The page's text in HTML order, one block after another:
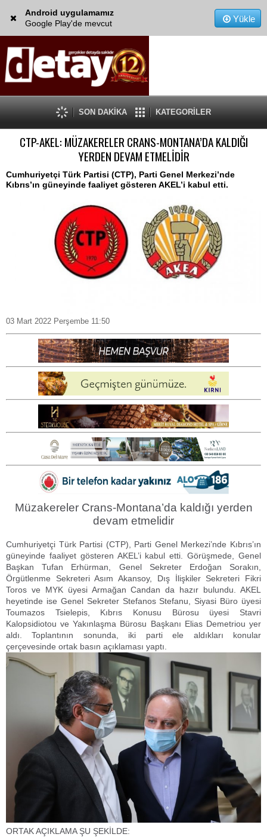
Android uygulamamız
Google Play'de mevcut
Yükle
SON DAKİKA KATEGORİLER
CTP-AKEL: MÜZAKERELER CRANS-MONTANA’DA KALDIĞI
YERDEN DEVAM ETMELİDİR
Cumhuriyetçi Türk Partisi (CTP), Parti Genel Merkezi’nde
Kıbrıs’ın güneyinde faaliyet gösteren AKEL’i kabul etti.
03 Mart 2022 Perşembe 11:50
Müzakereler Crans-Montana’da kaldığı yerden
devam etmelidir
Cumhuriyetçi Türk Partisi (CTP), Parti Genel Merkezi’nde Kıbrıs’ın
güneyinde faaliyet gösteren AKEL’i kabul etti. Görüşmede, Genel
Başkan Tufan Erhürman, Genel Sekreter Erdoğan Sorakın,
Örgütlenme Sekreteri Asım Akansoy, Dış İlişkiler Sekreteri Fikri
Toros ve MYK üyesi Armağan Candan da hazır bulundu. AKEL
heyetinde ise Genel Sekreter Stefanos Stefanu, Siyasi Büro üyesi
Toumazos Tsielepis, Kıbrıs Konusu Bürosu üyesi Stavri
Kalopsidiotou ve Yakınlaşma Bürosu Başkanı Elias Demetriou yer
aldı. Toplantının sonunda, iki parti ele aldıkları konular
çerçevesinde ortak basın açıklaması yaptı.
ORTAK AÇIKLAMA ŞU ŞEKİLDE: